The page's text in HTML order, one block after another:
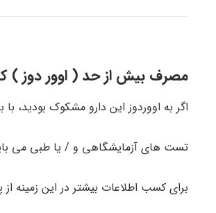
مصرف بیش از حد ( اوور دوز )
اگر به اووردوز این دارو مشکوک بودید،
تست های آزمایشگاهی و / یا طبی می
برای کسب اطلاعات بیشتر در این زمینه